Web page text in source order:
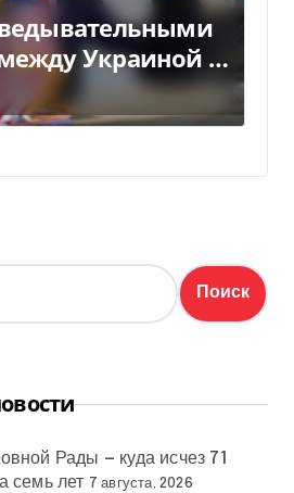
Украиной и
вырос, —
Рады — куда исчез 71
семь лет 7 августа, 2026